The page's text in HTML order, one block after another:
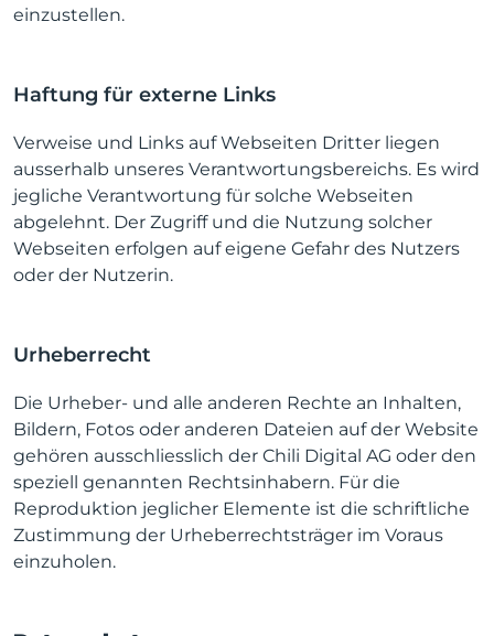
einzustellen.
Haftung für externe Links
Verweise und Links auf Webseiten Dritter liegen
ausserhalb unseres Verantwortungsbereichs. Es wird
jegliche Verantwortung für solche Webseiten
abgelehnt. Der Zugriff und die Nutzung solcher
Webseiten erfolgen auf eigene Gefahr des Nutzers
oder der Nutzerin.
Urheberrecht
Die Urheber- und alle anderen Rechte an Inhalten,
Bildern, Fotos oder anderen Dateien auf der Website
gehören ausschliesslich der Chili Digital AG oder den
speziell genannten Rechtsinhabern. Für die
Reproduktion jeglicher Elemente ist die schriftliche
Zustimmung der Urheberrechtsträger im Voraus
einzuholen.